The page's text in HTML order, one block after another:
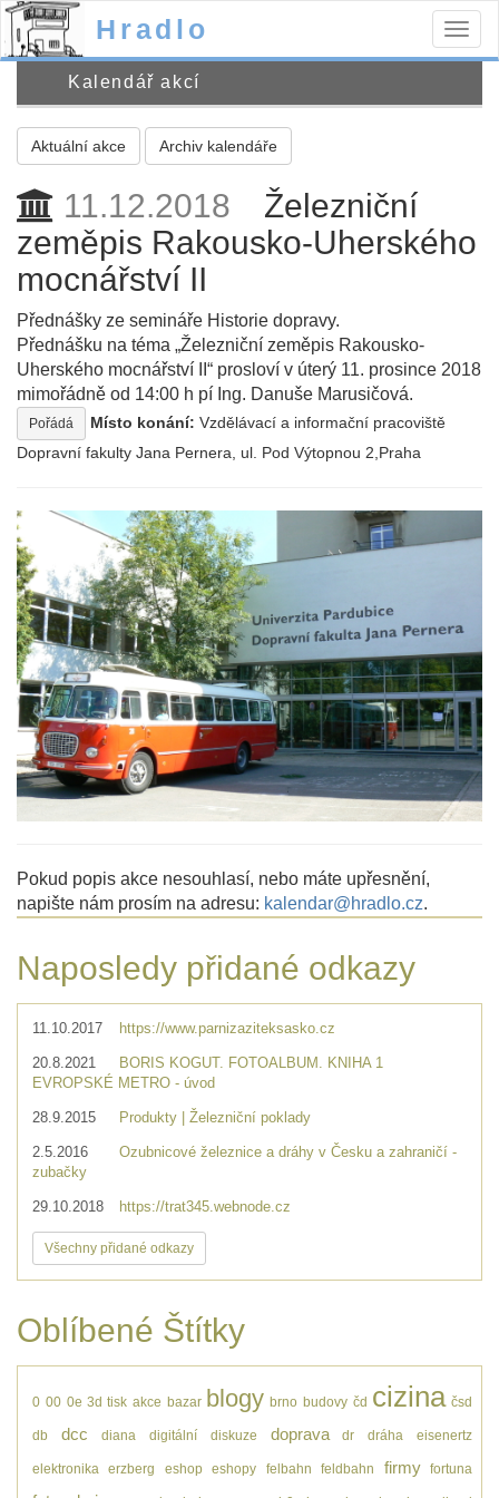
Hradlo
Kalendář akcí
Aktuální akce Archiv kalendáře
11.12.2018
Železniční
zeměpis Rakousko-Uherského
mocnářství II
Přednášky ze semináře Historie dopravy.
Přednášku na téma „Železniční zeměpis Rakousko-
Uherského mocnářství II“ prosloví v úterý 11. prosince 2018
mimořádně od 14:00 h pí Ing. Danuše Marusičová.
Pořádá Místo konání: Vzdělávací a informační pracoviště
Dopravní fakulty Jana Pernera, ul. Pod Výtopnou 2,Praha
Pokud popis akce nesouhlasí, nebo máte upřesnění,
napište nám prosím na adresu: kalendar@hradlo.cz.
Naposledy přidané odkazy
11.10.2017 https://www.parnizaziteksasko.cz
20.8.2021
BORIS KOGUT. FOTOALBUM. KNIHA 1
EVROPSKÉ METRO - úvod
28.9.2015 Produkty | Železniční poklady
2.5.2016
Ozubnicové železnice a dráhy v Česku a zahraničí -
zubačky
29.10.2018 https://trat345.webnode.cz
Všechny přidané odkazy
Oblíbené Štítky
0 00 0e 3d tisk akce bazar blogy brno budovy čd cizina čsd
db dcc diana digitální diskuze doprava dr dráha eisenertz
elektronika erzberg eshop eshopy felbahn feldbahn firmy fortuna